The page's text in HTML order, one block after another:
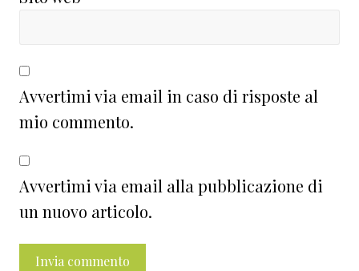
Avvertimi via email in caso di risposte al
mio commento.
Avvertimi via email alla pubblicazione di
un nuovo articolo.